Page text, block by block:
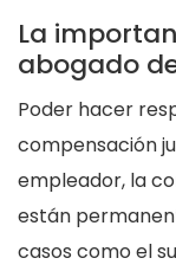
La
abogado
Poder hacer
compensación
empleador, la
están
casos como el